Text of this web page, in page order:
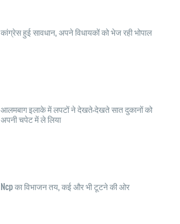
कांग्रेस हुई सावधान, अपने विधायकों को भेज रही भोपाल
आलमबाग इलाके में लपटों ने देखते-देखते सात दुकानों को
अपनी चपेट में ले लिया
Ncp का विभाजन तय, कई और भी टूटने की ओर